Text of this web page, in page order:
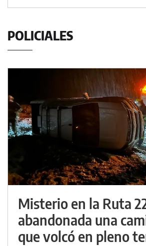
POLICIALES
Misterio en la Ruta
abandonada una
que volcó en pleno